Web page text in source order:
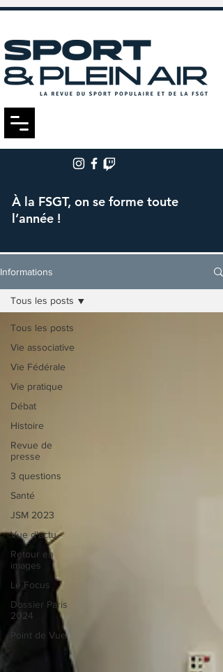
À la FSGT, on se forme toute
l’année !
Informations
Tous les posts
Vie associative
Vie Fédérale
Vie pratique
Débat
Histoire
Revue de
presse
3 questions
Santé
JSM 2023
Vue d'actu
Retour en
images
Le Focus
Dossier Paris
2024
Point de Vue
Tous les posts